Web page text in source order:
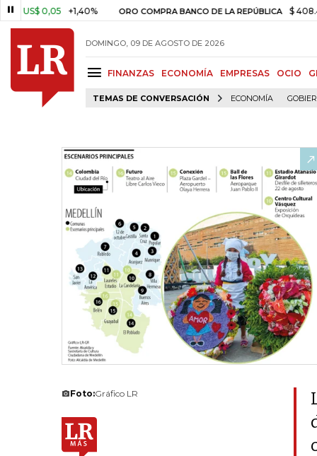
0,05 +1,40% ORO COMPRA BANCO DE LA REPÚBLICA $ 408.498,97
DOMINGO, 09 DE AGOSTO DE 2026
FINANZAS ECONOMÍA EMPRESAS OCIO
TEMAS DE CONVERSACIÓN ECONOMÍA
Foto:Gráfico LR